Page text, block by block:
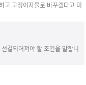
고 고정이자율로 바꾸겠다고 미
결되어져야 할 조건을 말합니